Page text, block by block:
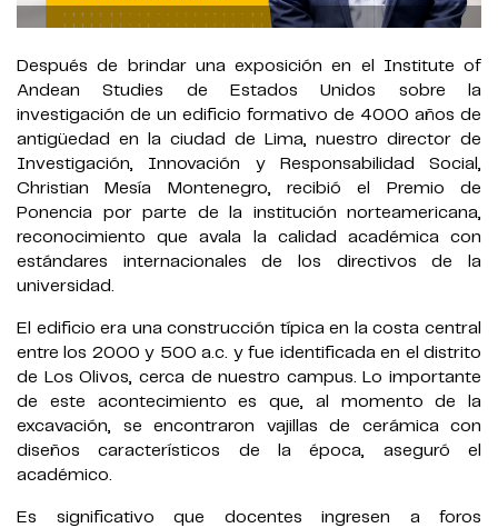
Después de brindar una exposición en el Institute of
Andean Studies de Estados Unidos sobre la
investigación de un edificio formativo de 4000 años de
antigüedad en la ciudad de Lima, nuestro director de
Investigación, Innovación y Responsabilidad Social,
Christian Mesía Montenegro, recibió el Premio de
Ponencia por parte de la institución norteamericana,
reconocimiento que avala la calidad académica con
estándares internacionales de los directivos de la
universidad.
El edificio era una construcción típica en la costa central
entre los 2000 y 500 a.c. y fue identificada en el distrito
de Los Olivos, cerca de nuestro campus. Lo importante
de este acontecimiento es que, al momento de la
excavación, se encontraron vajillas de cerámica con
diseños característicos de la época, aseguró el
académico.
Es significativo que docentes ingresen a foros